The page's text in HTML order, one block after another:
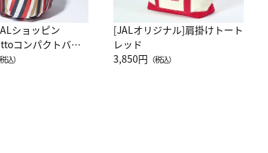
ショッピン
コンパクトバッ
客室乗務員
税込）
[JALオリジナル]肩掛けトート
レッド
3,850円 （税込）